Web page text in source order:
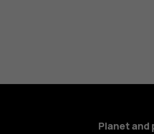
Planet and